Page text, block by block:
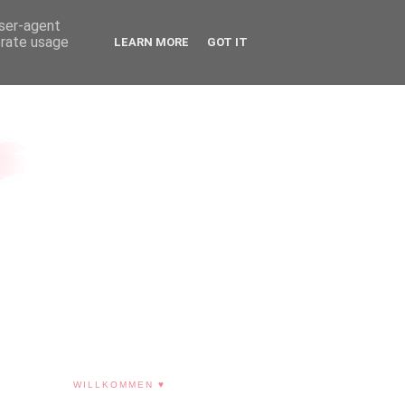
WILLKOMMEN ♥
agent
usage
LEARN MORE GOT IT